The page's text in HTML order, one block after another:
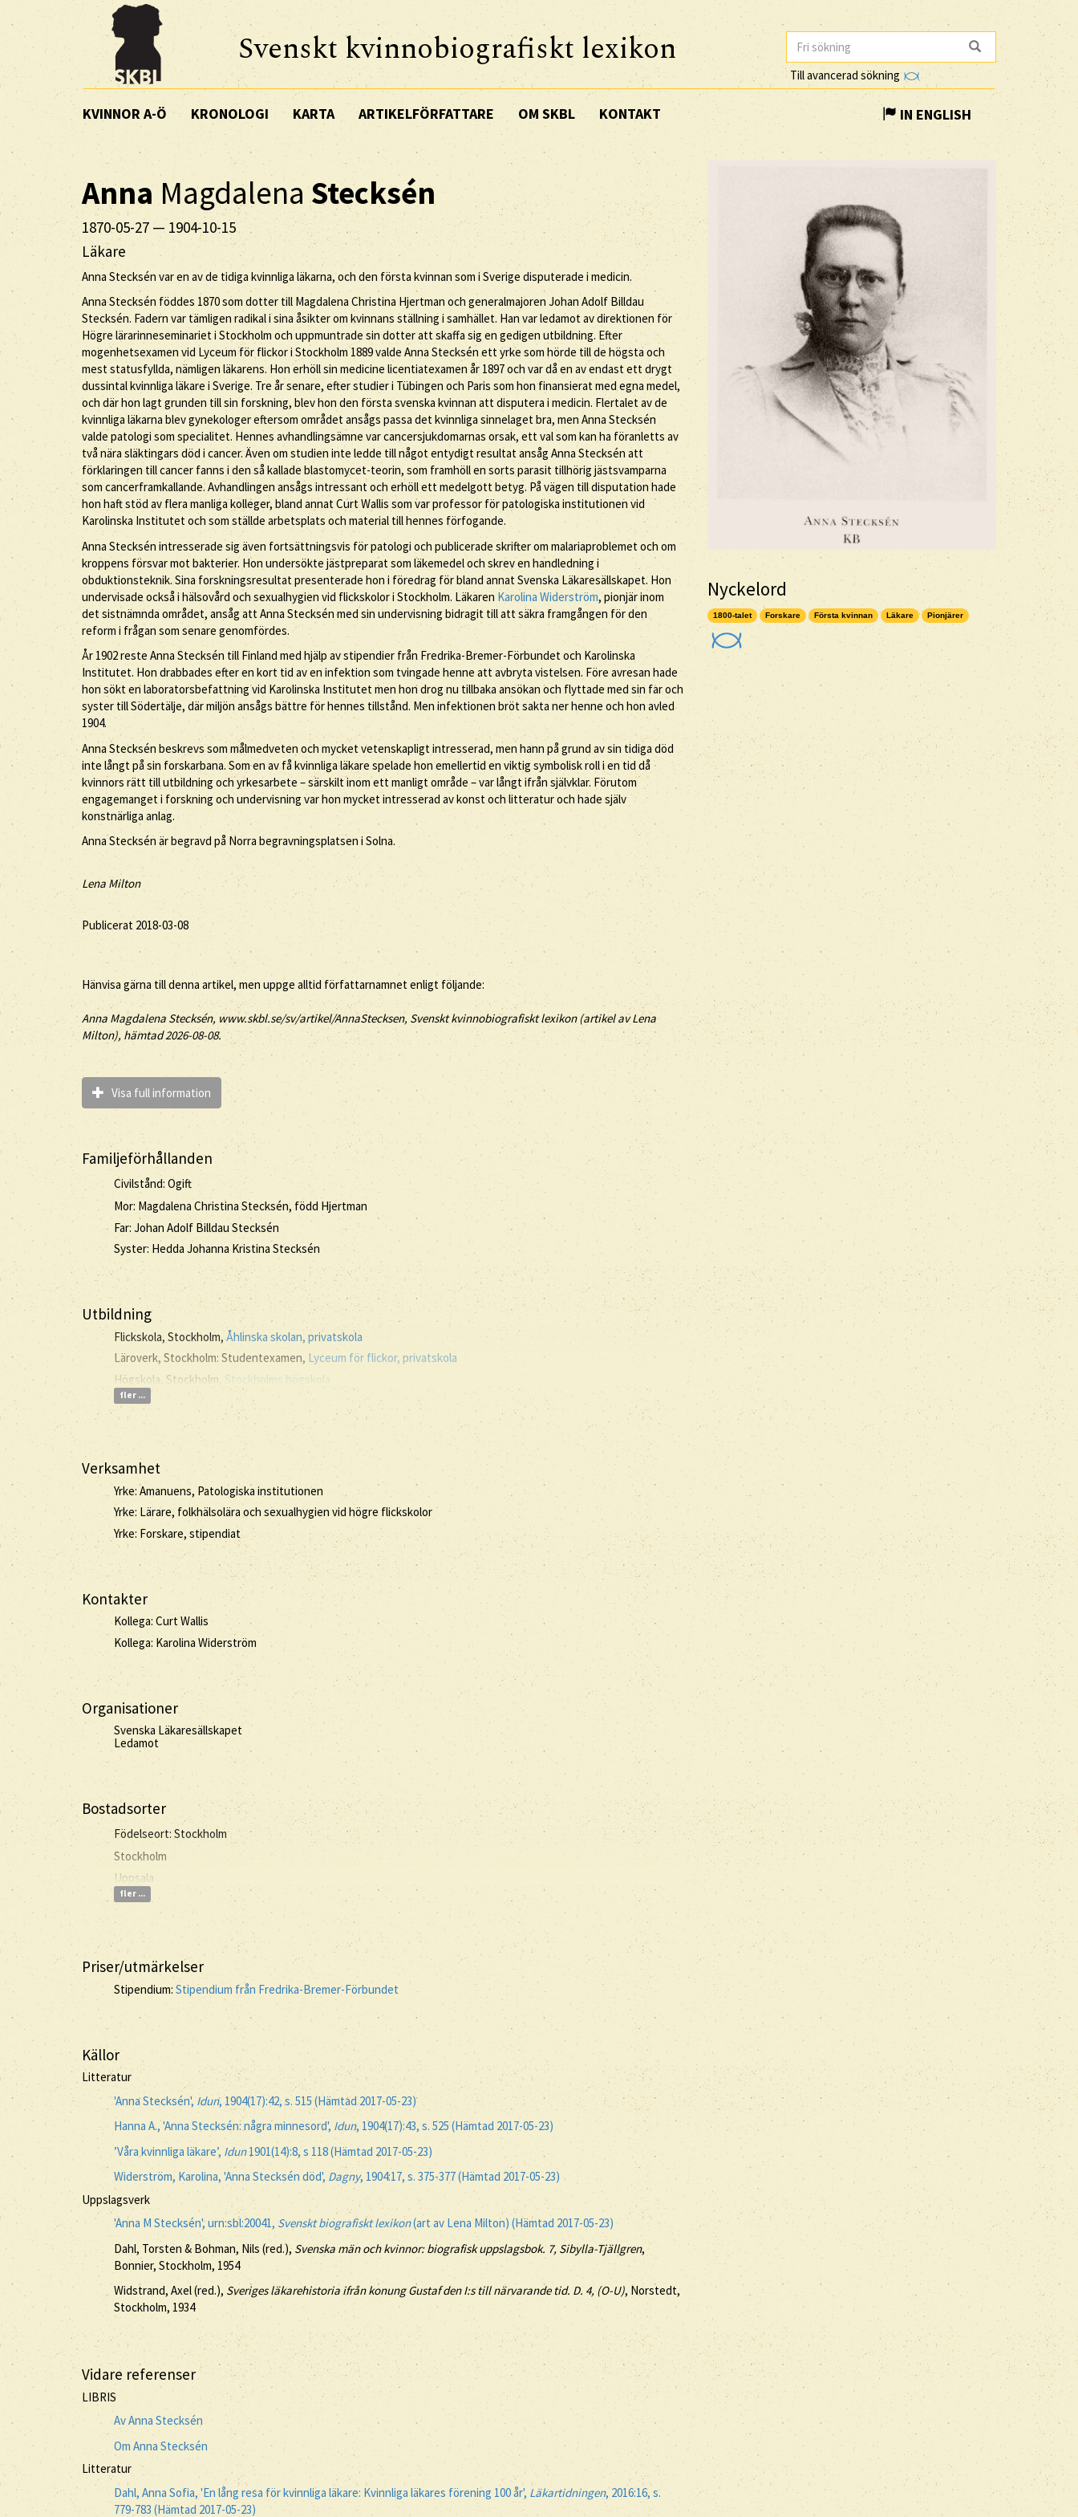
Svenskt kvinnobiografiskt lexikon
Till avancerad sökning
KVINNOR A-Ö KRONOLOGI KARTA ARTIKELFÖRFATTARE OM SKBL KONTAKT IN ENGLISH
AnnaMagdalenaStecksén
1870-05-27 — 1904-10-15
Läkare
Anna Stecksén var en av de tidiga kvinnliga läkarna, och den första kvinnan som i Sverige disputerade i medicin.
Anna Stecksén föddes 1870 som dotter till Magdalena Christina Hjertman och generalmajoren Johan Adolf Billdau
Stecksén. Fadern var tämligen radikal i sina åsikter om kvinnans ställning i samhället. Han var ledamot av direktionen för
Högre lärarinneseminariet i Stockholm och uppmuntrade sin dotter att skaffa sig en gedigen utbildning. Efter
mogenhetsexamen vid Lyceum för flickor i Stockholm 1889 valde Anna Stecksén ett yrke som hörde till de högsta och
mest statusfyllda, nämligen läkarens. Hon erhöll sin medicine licentiatexamen år 1897 och var då en av endast ett drygt
dussintal kvinnliga läkare i Sverige. Tre år senare, efter studier i Tübingen och Paris som hon finansierat med egna medel,
och där hon lagt grunden till sin forskning, blev hon den första svenska kvinnan att disputera i medicin. Flertalet av de
kvinnliga läkarna blev gynekologer eftersom området ansågs passa det kvinnliga sinnelaget bra, men Anna Stecksén
valde patologi som specialitet. Hennes avhandlingsämne var cancersjukdomarnas orsak, ett val som kan ha föranletts av
två nära släktingars död i cancer. Även om studien inte ledde till något entydigt resultat ansåg Anna Stecksén att
förklaringen till cancer fanns i den så kallade blastomycet-teorin, som framhöll en sorts parasit tillhörig jästsvamparna
som cancerframkallande. Avhandlingen ansågs intressant och erhöll ett medelgott betyg. På vägen till disputation hade
hon haft stöd av flera manliga kolleger, bland annat Curt Wallis som var professor för patologiska institutionen vid
Karolinska Institutet och som ställde arbetsplats och material till hennes förfogande.
Anna Stecksén intresserade sig även fortsättningsvis för patologi och publicerade skrifter om malariaproblemet och om
kroppens försvar mot bakterier. Hon undersökte jästpreparat som läkemedel och skrev en handledning i
obduktionsteknik. Sina forskningsresultat presenterade hon i föredrag för bland annat Svenska Läkaresällskapet. Hon
undervisade också i hälsovård och sexualhygien vid flickskolor i Stockholm. Läkaren Karolina Widerström, pionjär inom
det sistnämnda området, ansåg att Anna Stecksén med sin undervisning bidragit till att säkra framgången för den
reform i frågan som senare genomfördes.
År 1902 reste Anna Stecksén till Finland med hjälp av stipendier från Fredrika-Bremer-Förbundet och Karolinska
Institutet. Hon drabbades efter en kort tid av en infektion som tvingade henne att avbryta vistelsen. Före avresan hade
hon sökt en laboratorsbefattning vid Karolinska Institutet men hon drog nu tillbaka ansökan och flyttade med sin far och
syster till Södertälje, där miljön ansågs bättre för hennes tillstånd. Men infektionen bröt sakta ner henne och hon avled
1904.
Anna Stecksén beskrevs som målmedveten och mycket vetenskapligt intresserad, men hann på grund av sin tidiga död
inte långt på sin forskarbana. Som en av få kvinnliga läkare spelade hon emellertid en viktig symbolisk roll i en tid då
kvinnors rätt till utbildning och yrkesarbete – särskilt inom ett manligt område – var långt ifrån självklar. Förutom
engagemanget i forskning och undervisning var hon mycket intresserad av konst och litteratur och hade själv
konstnärliga anlag.
Anna Stecksén är begravd på Norra begravningsplatsen i Solna.
Lena Milton
Publicerat 2018-03-08
Hänvisa gärna till denna artikel, men uppge alltid författarnamnet enligt följande:
Anna MagdalenaStecksén, www.skbl.se/sv/artikel/AnnaStecksen, Svenskt kvinnobiografiskt lexikon (artikel avLena
Milton), hämtad 2026-08-08.
Visa full information
Familjeförhållanden
Civilstånd: Ogift
Mor: Magdalena Christina Stecksén, född Hjertman
Far: Johan Adolf Billdau Stecksén
Syster: Hedda Johanna Kristina Stecksén
Utbildning
Flickskola, Stockholm,Åhlinska skolan, privatskola
Läroverk, Stockholm: Studentexamen, Lyceum för flickor, privatskola
Högskola, Stockholm, Stockholms högskola
fler ...
Verksamhet
Yrke: Amanuens, Patologiska institutionen
Yrke: Lärare, folkhälsolära och sexualhygien vid högre flickskolor
Yrke: Forskare, stipendiat
Kontakter
Kollega: Curt Wallis
Kollega: Karolina Widerström
Organisationer
Svenska Läkaresällskapet
Ledamot
Bostadsorter
Födelseort: Stockholm
Stockholm
Uppsala
fler ...
Priser/utmärkelser
Stipendium: Stipendium från Fredrika-Bremer-Förbundet
Källor
Litteratur
'Anna Stecksén', Idun, 1904(17):42, s. 515 (Hämtad 2017-05-23)
Hanna A., 'Anna Stecksén: några minnesord', Idun, 1904(17):43, s. 525 (Hämtad 2017-05-23)
’Våra kvinnliga läkare’, Idun1901(14):8, s 118 (Hämtad 2017-05-23)
Widerström, Karolina, 'Anna Stecksén död', Dagny, 1904:17, s. 375-377 (Hämtad 2017-05-23)
Uppslagsverk
'Anna M Stecksén', urn:sbl:20041, Svenskt biografiskt lexikon(art av Lena Milton) (Hämtad 2017-05-23)
Dahl, Torsten & Bohman, Nils (red.), Svenska män och kvinnor: biografisk uppslagsbok. 7, Sibylla-Tjällgren,
Bonnier, Stockholm, 1954
Widstrand, Axel (red.), Sveriges läkarehistoria ifrån konung Gustaf den I:s till närvarande tid. D. 4, (O-U), Norstedt,
Stockholm, 1934
Vidare referenser
LIBRIS
Av Anna Stecksén
Om Anna Stecksén
Litteratur
Dahl, Anna Sofia, 'En lång resa för kvinnliga läkare: Kvinnliga läkares förening 100 år', Läkartidningen, 2016:16, s.
779-783 (Hämtad 2017-05-23)
Nyckelord
1800-talet Forskare Första kvinnan Läkare Pionjärer